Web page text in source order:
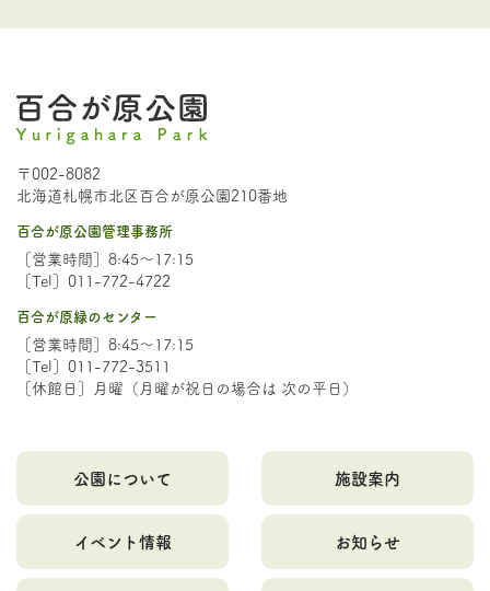
〒002-8082
北海道札幌市北区百合が原公園210番地
百合が原公園管理事務所
［営業時間］8:45～17:15
［Tel］011-772-4722
百合が原緑のセンター
［営業時間］8:45～17:15
［Tel］011-772-3511
［休館日］月曜（月曜が祝日の場合は 次の平日）
公園について 施設案内
イベント情報 お知らせ